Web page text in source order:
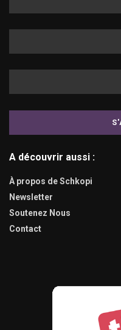
A découvrir aussi :
À propos de Schkopi
Newsletter
Soutenez Nous
Contact